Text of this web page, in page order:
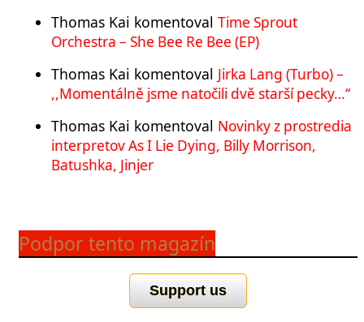
Thomas Kai komentoval Time Sprout
Orchestra – She Bee Re Bee (EP)
Thomas Kai komentoval Jirka Lang (Turbo) –
,,Momentálně jsme natočili dvě starší pecky…“
Thomas Kai komentoval Novinky z prostredia
interpretov As I Lie Dying, Billy Morrison,
Batushka, Jinjer
Podpor tento magazín
Support us